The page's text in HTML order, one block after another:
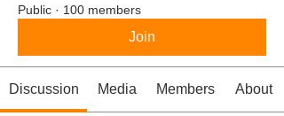
Public · 100 members
Join
Discussion Media Members About